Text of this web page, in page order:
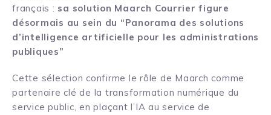
français : sa solution Maarch Courrier figure
désormais au sein du “Panorama des solutions
d’intelligence artificielle pour les administrations
publiques”
Cette sélection confirme le rôle de Maarch comme
partenaire clé de la transformation numérique du
service public, en plaçant l’IA au service de